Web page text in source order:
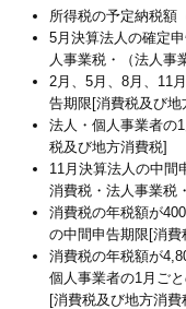
所得税の予定納税額
5月決算法人の確定
人事業税・（法人事
2月、5月、8月、11
告期限[消費税及び地
法人・個人事業者の
税及び地方消費税]
11月決算法人の中間
消費税・法人事業税
消費税の年税額が
の中間申告期限[消費
消費税の年税額が
個人事業者の1月ご
[消費税及び地方消費